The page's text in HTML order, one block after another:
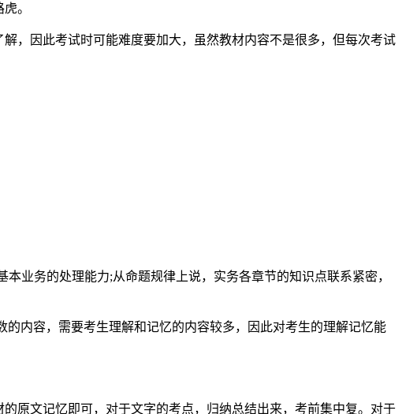
。
，因此考试时可能难度要加大，虽然教材内容不是很多，但每次考试
业务的处理能力;从命题规律上说，实务各章节的知识点联系紧密，
内容，需要考生理解和记忆的内容较多，因此对考生的理解记忆能
原文记忆即可，对于文字的考点，归纳总结出来，考前集中复。对于